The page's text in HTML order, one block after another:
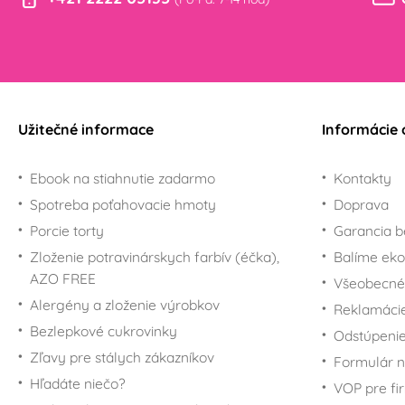
Sady vykrajovačiek -
Vyklápacie formičky
na šišky
Vykrajovačky veľké na
medovníky
Nerezové
vykrajovačky
Mousea a Minnie
Pony
princezien
Pre fanúšikov Scooby-
SpongeBoba
Wars - Hviezdne vojny
Pre fanúšikov Super
Pre fanúšikov Šmolkov
Užitečné informace
Ebook na stiahnutie zadarmo
Spotreba poťahovacie hmoty
Porcie torty
Zloženie potravinárskych farbív (éčka),
AZO FREE
Alergény a zloženie výrobkov
Bezlepkové cukrovinky
Zľavy pre stálych zákazníkov
Hľadáte niečo?
Informácie
Kontakty
Doprava
Garancia
Balíme
Formulár
VOP pre